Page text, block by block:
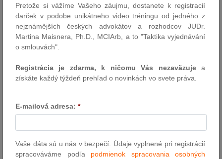
Hlava štátu poukazuje na zmenu, ktorou sa má definitívne
rozhodnutie o poskytovaní finančných prostriedkov stať
kompetenciou novokreovanej rady fondu s prevahou…
Autor: redakcia (sp)
Zdaňovanie: Rada sa dohodla na nových
(FASTER)
pomôže zvýšeniu cezhraničných investícií a boju proti
zneužívaniu daňového systému. Cieľom tzv. iniciatívy FASTER je
Pretože si vážíme Vašeho záujmu, dostanete k registracií
darček v podobe unikátneho video tréningu od jedného z
nejznámějších českých advokátov a rozhodcov JUDr.
Martina Maisnera, Ph.D., MCIArb, a to "Taktika vyjednávání
o smlouvách".
Registrácia je zdarma, k ničomu Vás nezaväzujea
získáte každý týždeň prehľad o novinkách vo svete práva.
E-mailová adresa: *
Vaše dáta sú u nás v bezpečí. Údaje vyplnené pri registrácií
spracováváme podľa podmienok spracovania osobných